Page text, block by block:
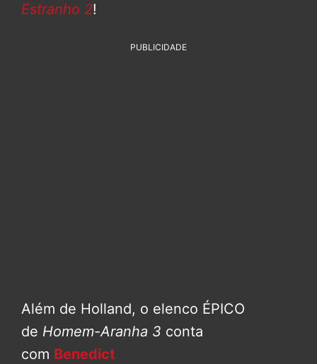
Estranho 2!
PUBLICIDADE
Além de Holland, o elenco ÉPICO
de Homem-Aranha 3 conta
com Benedict